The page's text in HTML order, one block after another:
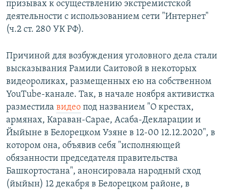
призывах к осуществлению экстремистской
деятельности с использованием сети "Интернет"
(ч.2 ст. 280 УК РФ).
Причиной для возбуждения уголовного дела стали
высказывания Рамили Саитовой в некоторых
видеороликах, размещенных ею на собственном
YouТube-канале. Так, в начале ноября активистка
разместила видео под названием "О крестах,
армянах, Караван-Сарае, Асаба-Декларации и
Йыйыне в Белорецком Узяне в 12-00 12.12.2020", в
котором она, объявив себя "исполняющей
обязанности председателя правительства
Башкортостана", анонсировала народный сход
(йыйын) 12 декабря в Белорецком районе, в